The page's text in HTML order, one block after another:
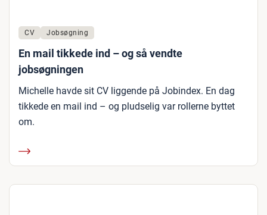
CV Jobsøgning
En mail tikkede ind – og så vendte
jobsøgningen
Michelle havde sit CV liggende på Jobindex. En dag
tikkede en mail ind – og pludselig var rollerne byttet
om.